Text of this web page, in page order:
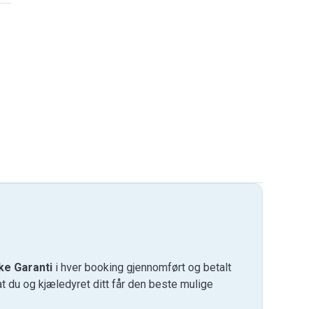
Garanti i hver booking gjennomført og betalt
du og kjæledyret ditt får den beste mulige